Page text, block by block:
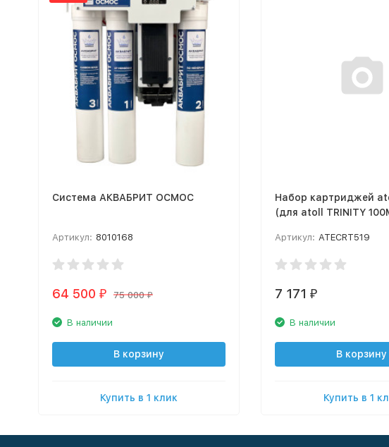
Система АКВАБРИТ ОСМОС
Артикул: 8010168
64 500 ₽ 75 000 ₽
В наличии
В корзину
Купить в 1 клик
Набор картриджей
(для atoll TRINITY
Артикул: ATECRT519
7 171 ₽
В наличии
В корзину
Купить в 1